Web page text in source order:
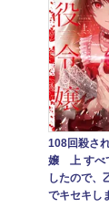
108回殺さ
嬢 上 すべ
したので、
でキセキし